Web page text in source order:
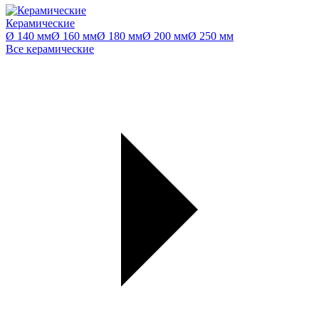
Керамические
Ø 140 ммØ 160 ммØ 180 ммØ 200 ммØ 250 мм
Все керамические